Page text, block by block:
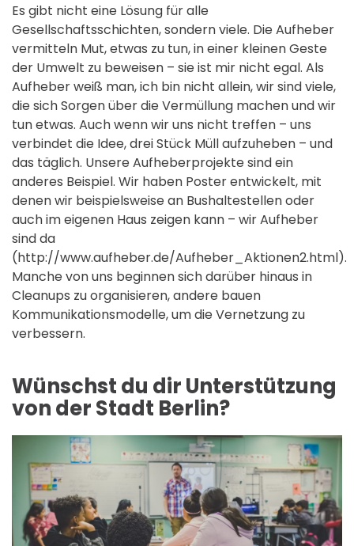
Es gibt nicht eine Lösung für alle
Gesellschaftsschichten, sondern viele. Die Aufheber
vermitteln Mut, etwas zu tun, in einer kleinen Geste
der Umwelt zu beweisen – sie ist mir nicht egal. Als
Aufheber weiß man, ich bin nicht allein, wir sind viele,
die sich Sorgen über die Vermüllung machen und wir
tun etwas. Auch wenn wir uns nicht treffen – uns
verbindet die Idee, drei Stück Müll aufzuheben – und
das täglich. Unsere Aufheberprojekte sind ein
anderes Beispiel. Wir haben Poster entwickelt, mit
denen wir beispielsweise an Bushaltestellen oder
auch im eigenen Haus zeigen kann – wir Aufheber
sind da
(http://www.aufheber.de/Aufheber_Aktionen2.html).
Manche von uns beginnen sich darüber hinaus in
Cleanups zu organisieren, andere bauen
Kommunikationsmodelle, um die Vernetzung zu
verbessern.
Wünschst du dir Unterstützung
von der Stadt Berlin?